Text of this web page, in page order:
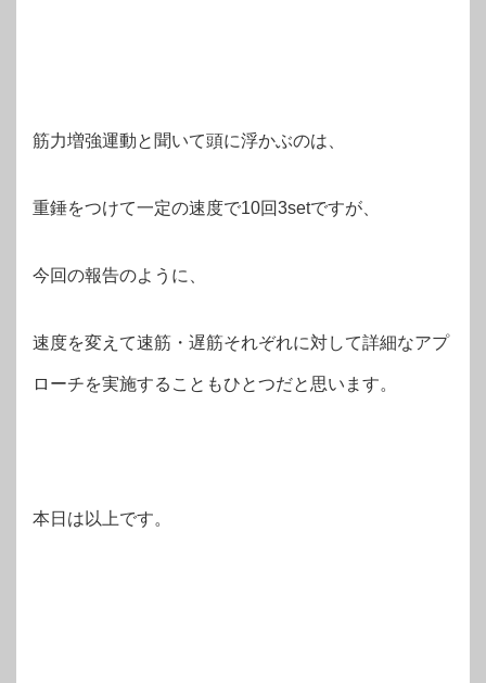
筋力増強運動と聞いて頭に浮かぶのは、
重錘をつけて一定の速度で10回3setですが、
今回の報告のように、
速度を変えて速筋・遅筋それぞれに対して詳細なアプ
ローチを実施することもひとつだと思います。
本日は以上です。